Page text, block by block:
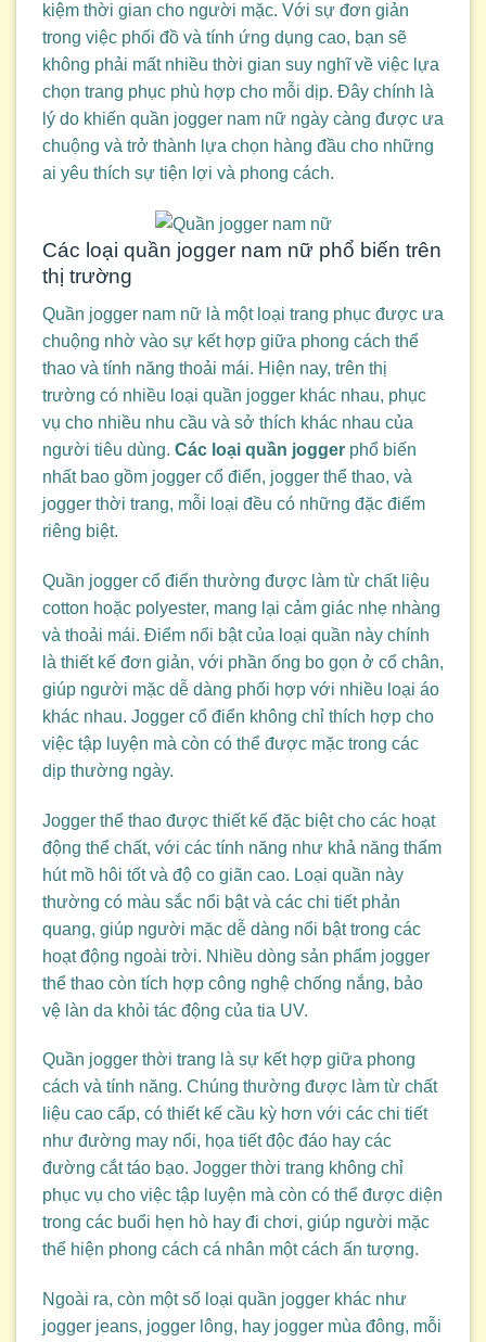
kiệm thời gian cho người mặc. Với sự đơn giản
trong việc phối đồ và tính ứng dụng cao, bạn sẽ
không phải mất nhiều thời gian suy nghĩ về việc lựa
chọn trang phục phù hợp cho mỗi dịp. Đây chính là
lý do khiến quần jogger nam nữ ngày càng được ưa
chuộng và trở thành lựa chọn hàng đầu cho những
ai yêu thích sự tiện lợi và phong cách.
Các loại quần jogger nam nữ phổ biến trên
thị trường
Quần jogger nam nữ là một loại trang phục được ưa
chuộng nhờ vào sự kết hợp giữa phong cách thể
thao và tính năng thoải mái. Hiện nay, trên thị
trường có nhiều loại quần jogger khác nhau, phục
vụ cho nhiều nhu cầu và sở thích khác nhau của
người tiêu dùng. Các loại quần jogger phổ biến
nhất bao gồm jogger cổ điển, jogger thể thao, và
jogger thời trang, mỗi loại đều có những đặc điểm
riêng biệt.
Quần jogger cổ điển thường được làm từ chất liệu
cotton hoặc polyester, mang lại cảm giác nhẹ nhàng
và thoải mái. Điểm nổi bật của loại quần này chính
là thiết kế đơn giản, với phần ống bo gọn ở cổ chân,
giúp người mặc dễ dàng phối hợp với nhiều loại áo
khác nhau. Jogger cổ điển không chỉ thích hợp cho
việc tập luyện mà còn có thể được mặc trong các
dịp thường ngày.
Jogger thể thao được thiết kế đặc biệt cho các hoạt
động thể chất, với các tính năng như khả năng thấm
hút mồ hôi tốt và độ co giãn cao. Loại quần này
thường có màu sắc nổi bật và các chi tiết phản
quang, giúp người mặc dễ dàng nổi bật trong các
hoạt động ngoài trời. Nhiều dòng sản phẩm jogger
thể thao còn tích hợp công nghệ chống nắng, bảo
vệ làn da khỏi tác động của tia UV.
Quần jogger thời trang là sự kết hợp giữa phong
cách và tính năng. Chúng thường được làm từ chất
liệu cao cấp, có thiết kế cầu kỳ hơn với các chi tiết
như đường may nổi, họa tiết độc đáo hay các
đường cắt táo bạo. Jogger thời trang không chỉ
phục vụ cho việc tập luyện mà còn có thể được diện
trong các buổi hẹn hò hay đi chơi, giúp người mặc
thể hiện phong cách cá nhân một cách ấn tượng.
Ngoài ra, còn một số loại quần jogger khác như
jogger jeans, jogger lông, hay jogger mùa đông, mỗi